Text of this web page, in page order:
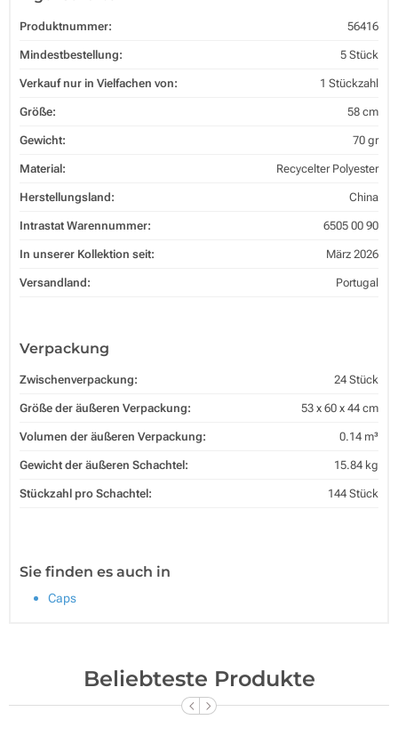
Produktnummer: 56416
Mindestbestellung: 5 Stück
Verkauf nur in Vielfachen von: 1 Stückzahl
Größe: 58 cm
Gewicht: 70 gr
Material: Recycelter Polyester
Herstellungsland: China
Intrastat Warennummer: 6505 00 90
In unserer Kollektion seit: März 2026
Versandland: Portugal
Verpackung
Zwischenverpackung: 24 Stück
Größe der äußeren Verpackung: 53 x 60 x 44 cm
Volumen der äußeren Verpackung: 0.14 m³
Gewicht der äußeren Schachtel: 15.84 kg
Stückzahl pro Schachtel: 144 Stück
Sie finden es auch in
Caps
Beliebteste Produkte